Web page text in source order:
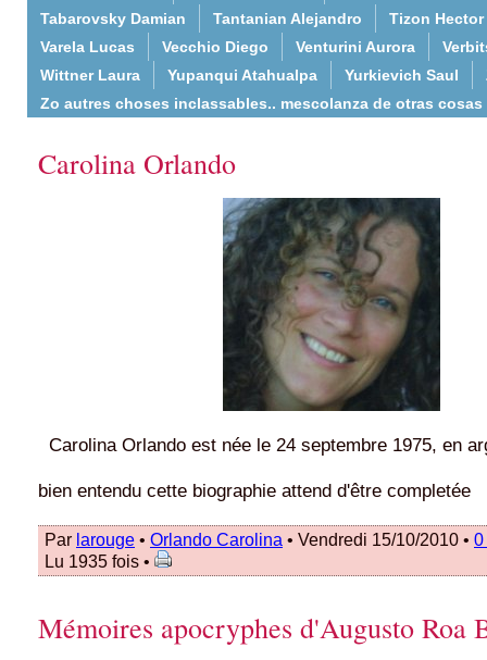
Tabarovsky Damian
Tantanian Alejandro
Tizon Hector
Varela Lucas
Vecchio Diego Venturini Aurora
Wittner Laura
Yupanqui Atahualpa Yurkievich Saul
Zo autres choses inclassables.. mescolanza de otras cosas
Carolina Orlando
Carolina Orlando est née le 24 septembre 1975, en
bien entendu cette biographie attend d'être completée
Par larouge • Orlando Carolina • Vendredi 15/10/2010 • 0
Lu 1935 fois •
Mémoires apocryphes d'Augusto Roa